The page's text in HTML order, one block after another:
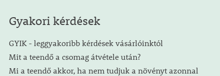
Gyakori kérdések
GYIK - leggyakoribb kérdések vásárlóinktól
Mit a teendő a csomag átvétele után?
Mi a teendő akkor, ha nem tudjuk a növényt azonnal